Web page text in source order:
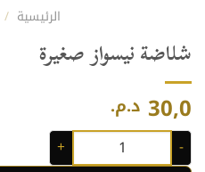
الرئيسية /
شلاضة نيسواز صغيرة
30,0 د.م.
كمية شلاضة نيسواز صغيرة